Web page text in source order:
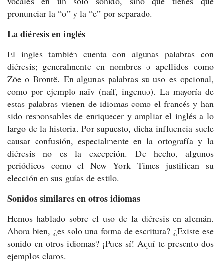
pronunciar la “o” y la “e” por separado.
La diéresis en inglés
El inglés también cuenta con algunas palabras con
diéresis; generalmente en nombres o apellidos como
Zöe o Brontë. En algunas palabras su uso es opcional,
como por ejemplo naïv (naíf, ingenuo). La mayoría de
estas palabras vienen de idiomas como el francés y han
sido responsables de enriquecer y ampliar el inglés a lo
largo de la historia. Por supuesto, dicha influencia suele
causar confusión, especialmente en la ortografía y la
diéresis no es la excepción. De hecho, algunos
periódicos como el New York Times justifican su
elección en sus guías de estilo.
Sonidos similares en otros idiomas
Hemos hablado sobre el uso de la diéresis en alemán.
Ahora bien, ¿es solo una forma de escritura? ¿Existe ese
sonido en otros idiomas? ¡Pues sí! Aquí te presento dos
ejemplos claros.